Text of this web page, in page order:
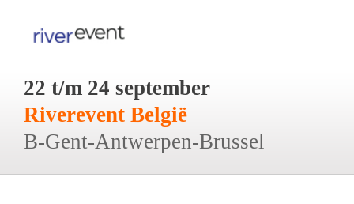
22 t/m 24 september
Riverevent België
B-Gent-Antwerpen-Brussel